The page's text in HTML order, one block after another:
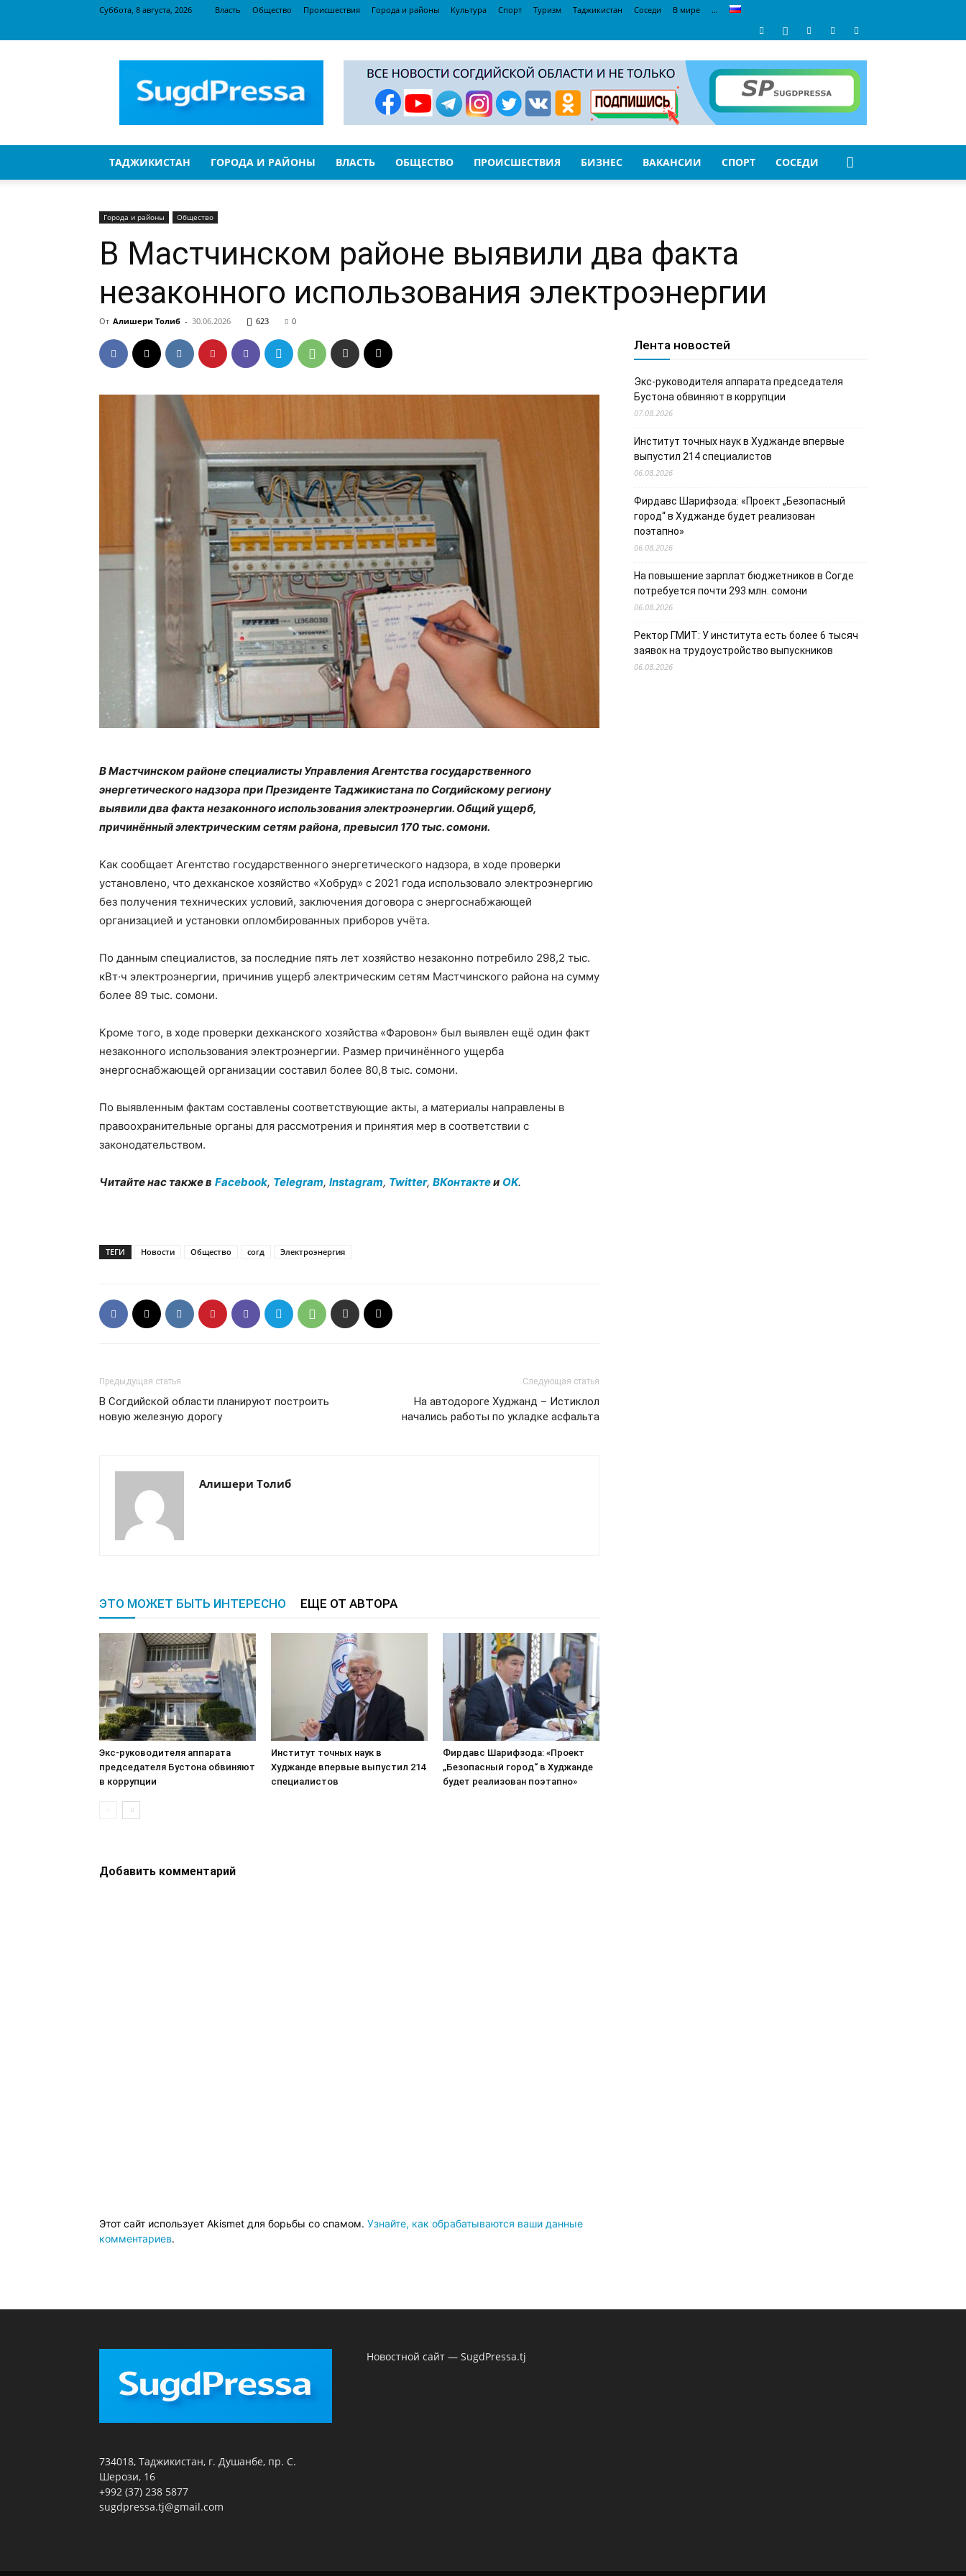
Суббота, 8 августа, 2026 Власть Общество Происшествия Города и районы Культура Спорт Туризм Таджикистан Соседи В мире …
ТАДЖИКИСТАН ГОРОДА И РАЙОНЫ ВЛАСТЬ ОБЩЕСТВО ПРОИСШЕСТВИЯ БИЗНЕС ВАКАНСИИ СПОРТ СОСЕДИ
Города и районы Общество
В Мастчинском районе выявили два факта
незаконного использования электроэнергии
От Алишери Толиб - 30.06.2026 623 0
В Мастчинском районе специалисты Управления Агентства государственного
энергетического надзора при Президенте Таджикистана по Согдийскому региону
выявили два факта незаконного использования электроэнергии. Общий ущерб,
причинённый электрическим сетям района, превысил 170 тыс. сомони.
Как сообщает Агентство государственного энергетического надзора, в ходе проверки
установлено, что дехканское хозяйство «Хобруд» с 2021 года использовало электроэнергию
без получения технических условий, заключения договора с энергоснабжающей
организацией и установки опломбированных приборов учёта.
По данным специалистов, за последние пять лет хозяйство незаконно потребило 298,2 тыс.
кВт·ч электроэнергии, причинив ущерб электрическим сетям Мастчинского района на сумму
более 89 тыс. сомони.
Кроме того, в ходе проверки дехканского хозяйства «Фаровон» был выявлен ещё один факт
незаконного использования электроэнергии. Размер причинённого ущерба
энергоснабжающей организации составил более 80,8 тыс. сомони.
По выявленным фактам составлены соответствующие акты, а материалы направлены в
правоохранительные органы для рассмотрения и принятия мер в соответствии с
законодательством.
Читайте нас также в Facebook, Telegram, Instagram, Twitter, ВКонтактеи OK.
ТЕГИ Новости Общество согд Электроэнергия
Предыдущая статья
В Согдийской области планируют построить
новую железную дорогу
Следующая статья
На автодороге Худжанд – Истиклол
начались работы по укладке асфальта
Алишери Толиб
ЭТО МОЖЕТ БЫТЬ ИНТЕРЕСНО ЕЩЕ ОТ АВТОРА
Экс-руководителя аппарата
председателя Бустона обвиняют
в коррупции
Институт точных наук в
Худжанде впервые выпустил 214
специалистов
Фирдавс Шарифзода: «Проект
„Безопасный город“ в Худжанде
будет реализован поэтапно»
Добавить комментарий
Этот сайт использует Akismet для борьбы со спамом. Узнайте, как обрабатываются ваши данные
комментариев.
Лента новостей
Экс-руководителя аппарата председателя
Бустона обвиняют в коррупции
07.08.2026
Институт точных наук в Худжанде впервые
выпустил 214 специалистов
06.08.2026
Фирдавс Шарифзода: «Проект „Безопасный
город“ в Худжанде будет реализован
поэтапно»
06.08.2026
На повышение зарплат бюджетников в Согде
потребуется почти 293 млн. сомони
06.08.2026
Ректор ГМИТ: У института есть более 6 тысяч
заявок на трудоустройство выпускников
06.08.2026
734018, Таджикистан, г. Душанбе, пр. С.
Шерози, 16
+992 (37) 238 5877
sugdpressa.tj@gmail.com
Новостной сайт — SugdPressa.tj